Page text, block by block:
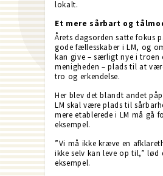
lokalt.
Et mere sårbart og
Årets dagsorden satte fokus
gode fællesskaber i LM, og
kan give – særligt nye i troen
menigheden – plads til at
tro og erkendelse.
Her blev det blandt andet
LM skal være plads til
mere etablerede i LM må gå
eksempel.
”Vi må ikke kræve en
ikke selv kan leve op til,” lød
eksempel.